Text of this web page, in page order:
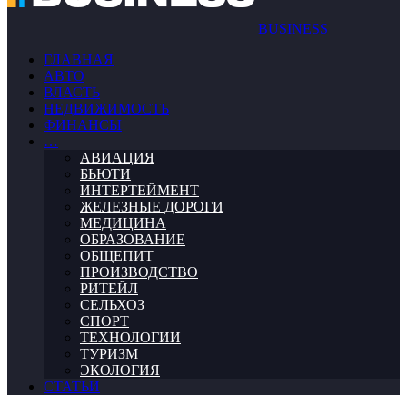
BUSINESS
ГЛАВНАЯ
АВТО
ВЛАСТЬ
НЕДВИЖИМОСТЬ
ФИНАНСЫ
…
АВИАЦИЯ
БЬЮТИ
ИНТЕРТЕЙМЕНТ
ЖЕЛЕЗНЫЕ ДОРОГИ
МЕДИЦИНА
ОБРАЗОВАНИЕ
ОБЩЕПИТ
ПРОИЗВОДСТВО
РИТЕЙЛ
СЕЛЬХОЗ
СПОРТ
ТЕХНОЛОГИИ
ТУРИЗМ
ЭКОЛОГИЯ
СТАТЬИ